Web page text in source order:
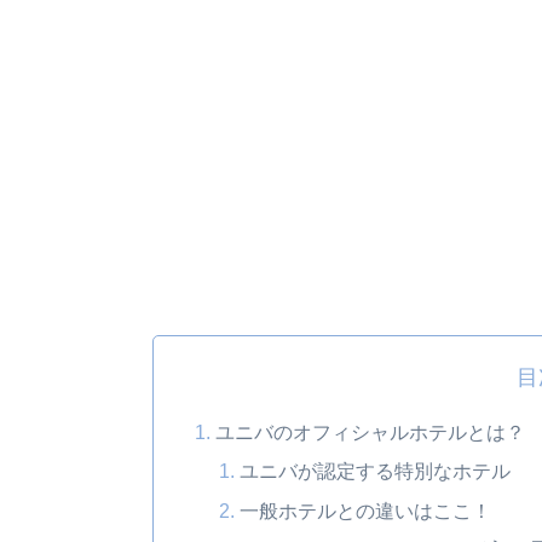
ユニバのオフィシャルホテルとは？
ユニバが認定する特別なホテル
一般ホテルとの違いはここ！